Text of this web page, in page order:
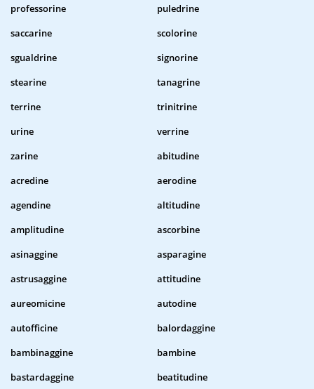
professorine
puledrine
saccarine
scolorine
sgualdrine
signorine
stearine
tanagrine
terrine
trinitrine
urine
verrine
zarine
abitudine
acredine
aerodine
agendine
altitudine
amplitudine
ascorbine
asinaggine
asparagine
astrusaggine
attitudine
aureomicine
autodine
autofficine
balordaggine
bambinaggine
bambine
bastardaggine
beatitudine